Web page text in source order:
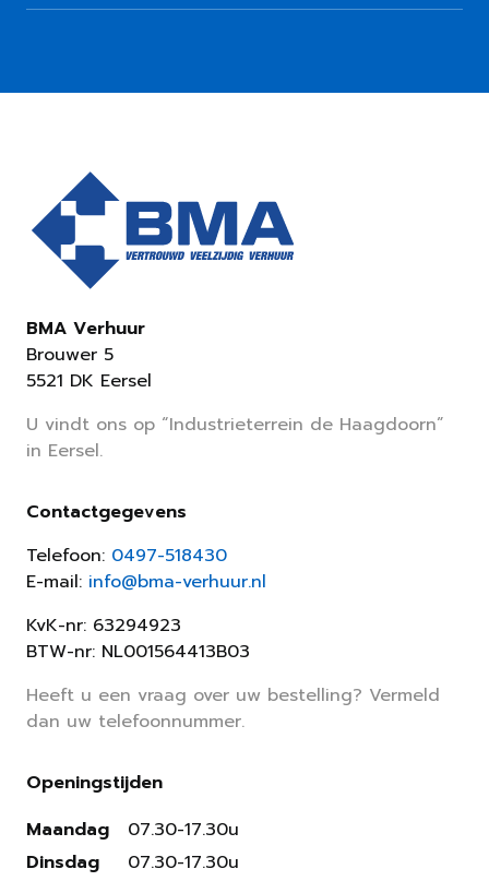
BMA Verhuur
Brouwer 5
5521 DK Eersel
U vindt ons op “Industrieterrein de Haagdoorn”
in Eersel.
Contactgegevens
Telefoon: 0497-518430
E-mail: info@bma-verhuur.nl
KvK-nr: 63294923
BTW-nr: NL001564413B03
Heeft u een vraag over uw bestelling? Vermeld
dan uw telefoonnummer.
Openingstijden
Maandag
Dinsdag
07.30-17.30u
07.30-17.30u